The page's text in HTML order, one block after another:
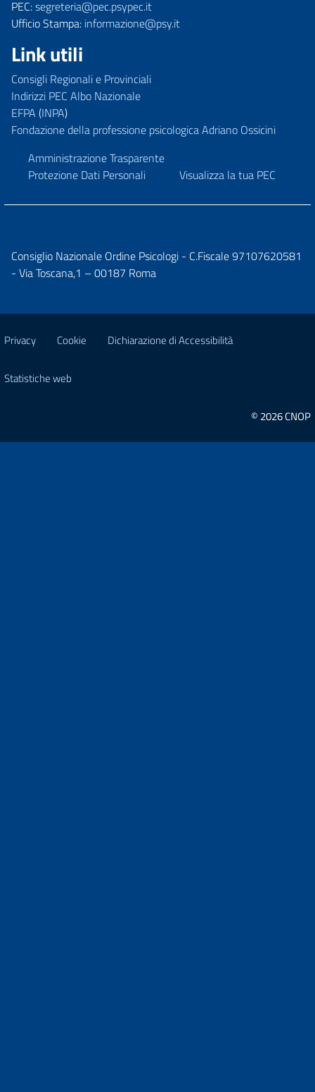
PEC:segreteria@pec.psypec.it
Ufficio Stampa: informazione@psy.it
Link utili
Consigli Regionali e Provinciali
Indirizzi PEC Albo Nazionale
EFPA (INPA)
Fondazione della professione psicologica Adriano Ossicini
Amministrazione Trasparente
Protezione Dati Personali
Visualizza la tua PEC
Consiglio Nazionale Ordine Psicologi - C.Fiscale 97107620581
- Via Toscana,1 – 00187 Roma
Privacy Cookie Dichiarazione di Accessibilità
Statistiche web
© 2026 CNOP